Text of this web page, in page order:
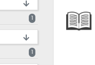
1
1